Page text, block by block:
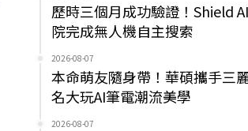
歷時三個月成功驗證！Shield
院完成無人機自主搜索
2026-08-07
本命萌友隨身帶！華碩攜手三
名大玩AI筆電潮流美學
2026-08-07